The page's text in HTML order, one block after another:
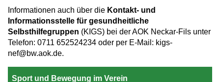
Informationen auch über die Kontakt- und
Informationsstelle für gesundheitliche
Selbsthilfegruppen (KIGS) bei der AOK Neckar-Fils unter
Telefon: 0711 652524234 oder per E-Mail: kigs-
nef@bw.aok.de.
Sport und Bewegung im Verein